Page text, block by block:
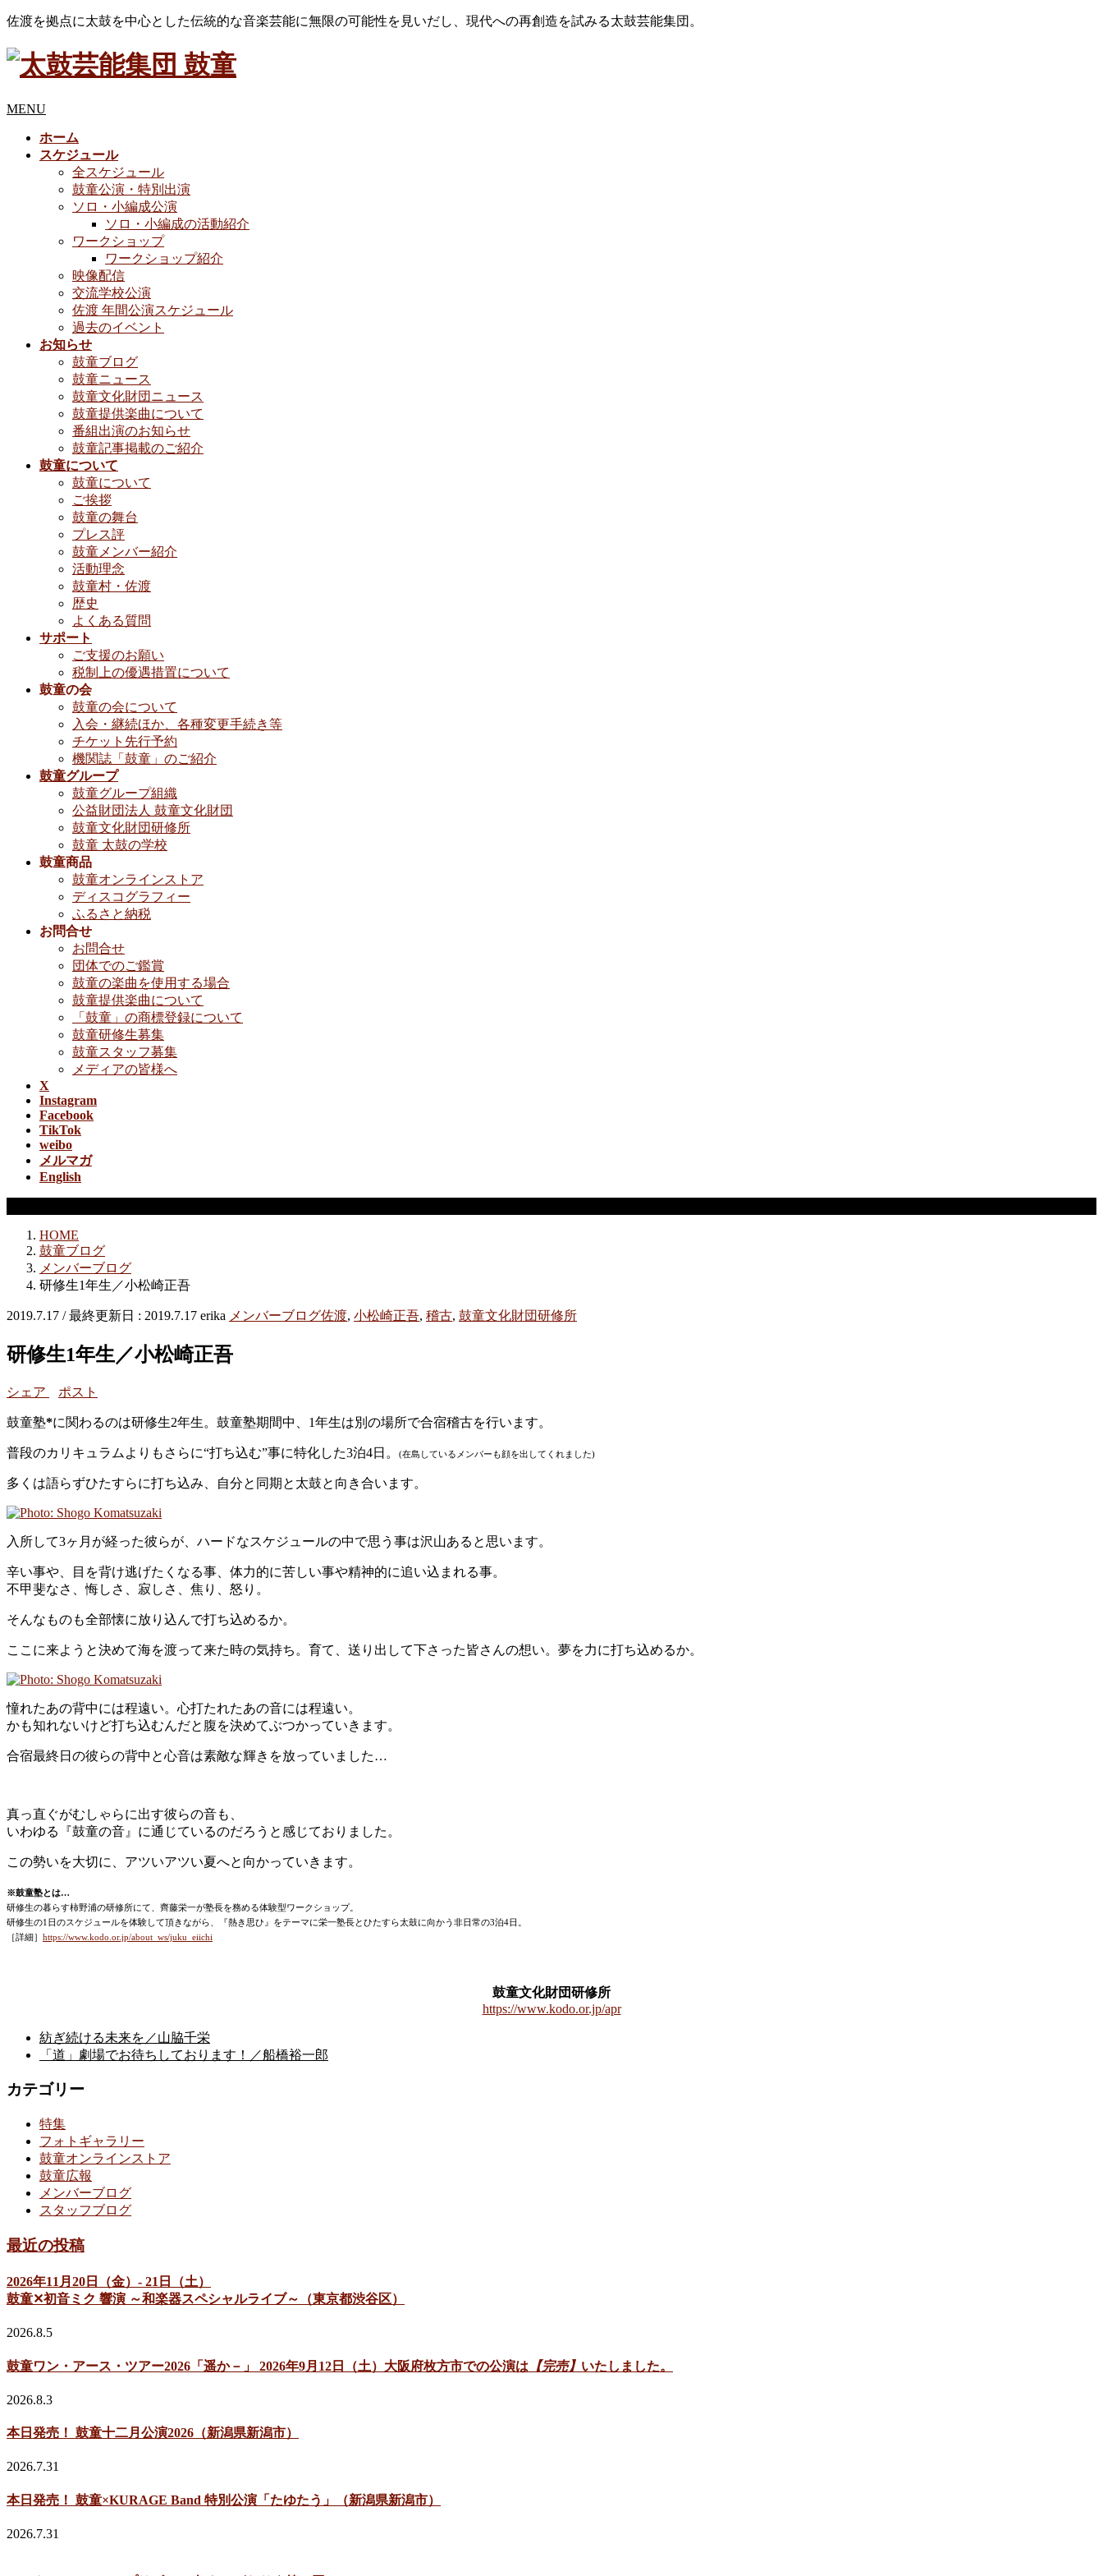
佐渡を拠点に太鼓を中心とした伝統的な音楽芸能に無限の可能性を見いだし、現代への再創造を試みる太鼓芸能集団。
MENU
ホーム
スケジュール
全スケジュール
鼓童公演・特別出演
ソロ・小編成公演
ソロ・小編成の活動紹介
ワークショップ
ワークショップ紹介
映像配信
交流学校公演
佐渡 年間公演スケジュール
過去のイベント
お知らせ
鼓童ブログ
鼓童ニュース
鼓童文化財団ニュース
鼓童提供楽曲について
番組出演のお知らせ
鼓童記事掲載のご紹介
鼓童について
鼓童について
ご挨拶
鼓童の舞台
プレス評
鼓童メンバー紹介
活動理念
鼓童村・佐渡
歴史
よくある質問
サポート
ご支援のお願い
税制上の優遇措置について
鼓童の会
鼓童の会について
入会・継続ほか、各種変更手続き等
チケット先行予約
機関誌「鼓童」のご紹介
鼓童グループ
鼓童グループ組織
公益財団法人 鼓童文化財団
鼓童文化財団研修所
鼓童 太鼓の学校
鼓童商品
鼓童オンラインストア
ディスコグラフィー
ふるさと納税
お問合せ
お問合せ
団体でのご鑑賞
鼓童の楽曲を使用する場合
鼓童提供楽曲について
「鼓童」の商標登録について
鼓童研修生募集
鼓童スタッフ募集
メディアの皆様へ
X
Instagram
Facebook
TikTok
weibo
メルマガ
English
HOME
鼓童ブログ
メンバーブログ
研修生1年生／小松崎正吾
2019.7.17 / 最終更新日 : 2019.7.17 erika メンバーブログ佐渡, 小松崎正吾, 稽古, 鼓童文化財団研修所
研修生1年生／小松崎正吾
シェア ポスト
鼓童塾*に関わるのは研修生2年生。鼓童塾期間中、1年生は別の場所で合宿稽古を行います。
普段のカリキュラムよりもさらに“打ち込む”事に特化した3泊4日。 (在島しているメンバーも顔を出してくれました)
多くは語らずひたすらに打ち込み、自分と同期と太鼓と向き合います。
入所して3ヶ月が経った彼らが、ハードなスケジュールの中で思う事は沢山あると思います。
辛い事や、目を背け逃げたくなる事、体力的に苦しい事や精神的に追い込まれる事。
不甲斐なさ、悔しさ、寂しさ、焦り、怒り。
そんなものも全部懐に放り込んで打ち込めるか。
ここに来ようと決めて海を渡って来た時の気持ち。育て、送り出して下さった皆さんの想い。夢を力に打ち込めるか。
憧れたあの背中には程遠い。心打たれたあの音には程遠い。
かも知れないけど打ち込むんだと腹を決めてぶつかっていきます。
合宿最終日の彼らの背中と心音は素敵な輝きを放っていました…
真っ直ぐがむしゃらに出す彼らの音も、
いわゆる『鼓童の音』に通じているのだろうと感じておりました。
この勢いを大切に、アツいアツい夏へと向かっていきます。
※鼓童塾とは…
研修生の暮らす柿野浦の研修所にて、齊藤栄一が塾長を務める体験型ワークショップ。
研修生の1日のスケジュールを体験して頂きながら、『熱き思ひ』をテーマに栄一塾長とひたすら太鼓に向かう非日常の3泊4日。
［詳細］ https://www.kodo.or.jp/about_ws/juku_eiichi
鼓童文化財団研修所
https://www.kodo.or.jp/apr
紡ぎ続ける未来を／山脇千栄
「道」劇場でお待ちしております！／船橋裕一郎
カテゴリー
特集
フォトギャラリー
鼓童オンラインストア
鼓童広報
メンバーブログ
スタッフブログ
最近の投稿
2026年11月20日（金）- 21日（土）
鼓童✕初音ミク 響演 ～和楽器スペシャルライブ～（東京都渋谷区）
2026.8.5
鼓童ワン・アース・ツアー2026「遥か－」 2026年9月12日（土）大阪府枚方市での公演は 【完売】 いたしました。
2026.8.3
本日発売！ 鼓童十二月公演2026（新潟県新潟市）
2026.7.31
本日発売！ 鼓童×KURAGE Band 特別公演「たゆたう」（新潟県新潟市）
2026.7.31